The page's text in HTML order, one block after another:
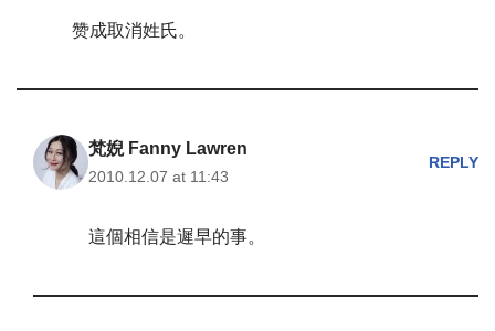
赞成取消姓氏。
梵婗 Fanny Lawren
2010.12.07 at 11:43
REPLY
這個相信是遲早的事。